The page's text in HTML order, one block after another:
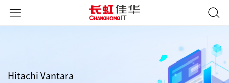
Hitachi Vantara